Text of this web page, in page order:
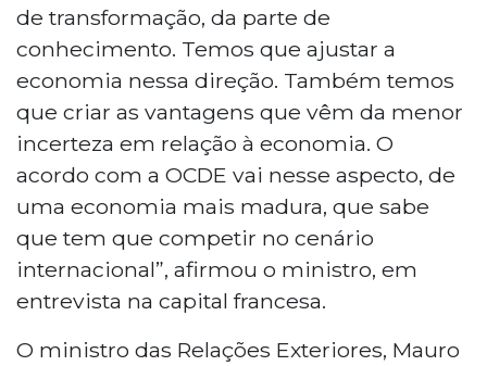
de transformação, da parte de
conhecimento. Temos que ajustar a
economia nessa direção. Também temos
que criar as vantagens que vêm da menor
incerteza em relação à economia. O
acordo com a OCDE vai nesse aspecto, de
uma economia mais madura, que sabe
que tem que competir no cenário
internacional”, afirmou o ministro, em
entrevista na capital francesa.
O ministro das Relações Exteriores, Mauro